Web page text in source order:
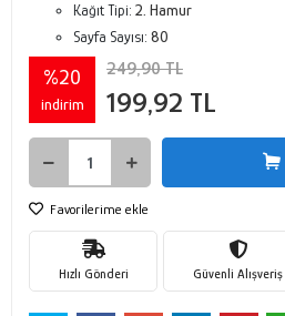
Kağıt Tipi: 2. Hamur
Sayfa Sayısı: 80
%20
indirim
249,90 TL
199,92 TL
Favorilerime ekle
Hızlı Gönderi Güvenli Alışveriş